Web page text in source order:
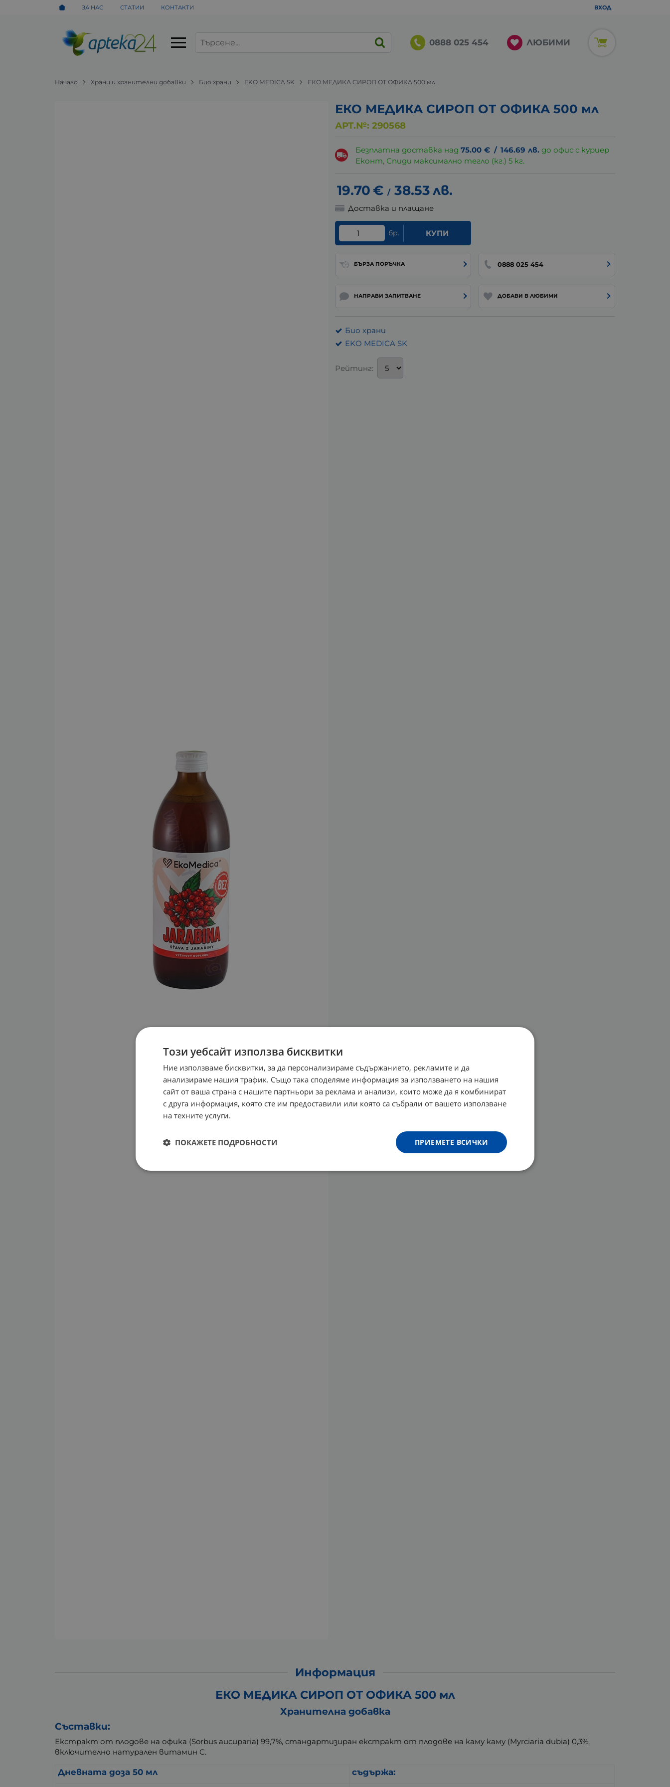
ЗА НАС СТАТИИ КОНТАКТИ ВХОД
0888 025 454 ЛЮБИМИ
Начало Храни и хранителни добавки Био храни EKO MEDICA SK ЕКО МЕДИКА СИРОП ОТ ОФИКА 500 мл
ЕКО МЕДИКА СИРОП ОТ ОФИКА 500 мл
АРТ.№: 290568
Безплатна доставка над75.00 € / 146.69 лв. до офис с куриер
Еконт, Спиди максимално тегло (кг.) 5 кг.
19.70€ / 38.53лв.
Доставка и плащане
бр. КУПИ
БЪРЗА ПОРЪЧКА 0888 025 454
НАПРАВИ ЗАПИТВАНЕ ДОБАВИ В ЛЮБИМИ
Био храни
EKO MEDICA SK
Рейтинг:
Информация
ЕКО МЕДИКА СИРОП ОТ ОФИКА 500 мл
Хранителна добавка
Съставки:
Екстракт от плодове на офика (Sorbus aucuparia) 99,7%, стандартизиран екстракт от плодове на каму каму (Myrciaria dubia) 0,3%,
включително натурален витамин C.
Дневната доза 50 мл съдържа:
Този уебсайт използва бисквитки
Ние използваме бисквитки, за да персонализираме съдържанието, рекламите и да
анализираме нашия трафик. Също така споделяме информация за използването на нашия
сайт от ваша страна с нашите партньори за реклама и анализи, които може да я комбинират
с друга информация, която сте им предоставили или която са събрали от вашето използване
на техните услуги.
ПРИЕМЕТЕ ВСИЧКИ
ПОКАЖЕТЕ ПОДРОБНОСТИ